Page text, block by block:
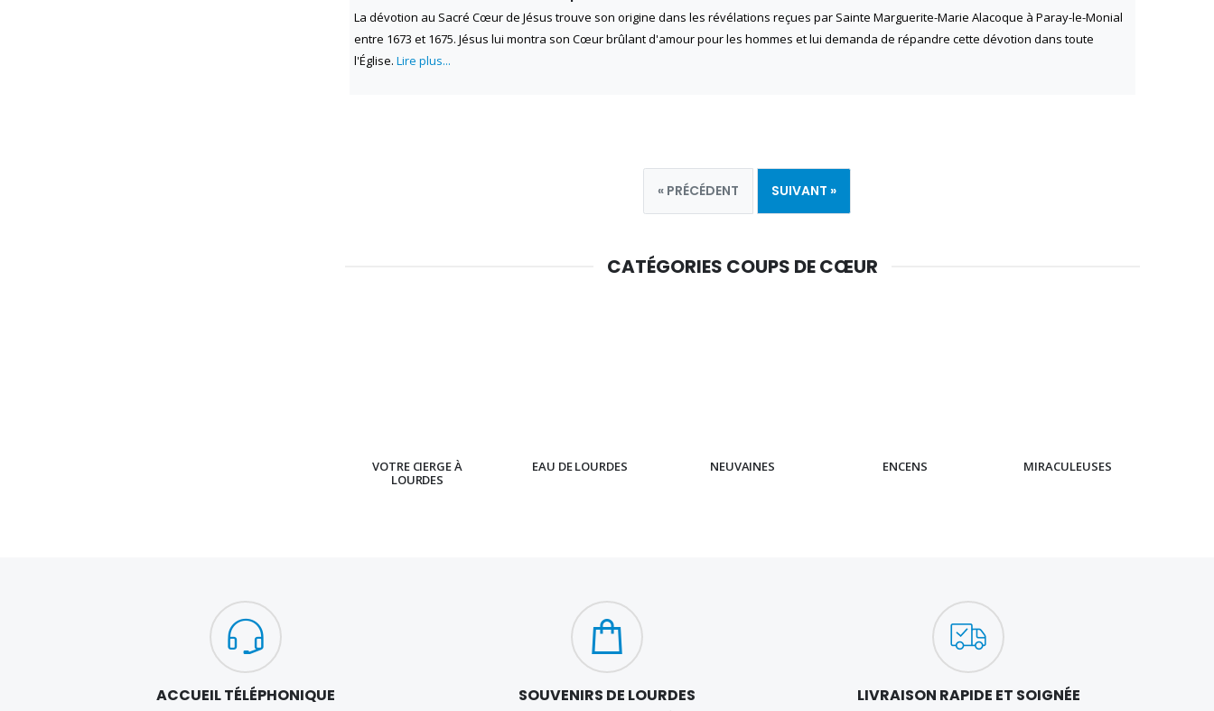
La dévotion au Sacré Cœur de Jésus trouve son origine dans les révélations reçues par Sainte Marguerite-Marie Alacoque à Paray-le-Monial
entre 1673 et 1675. Jésus lui montra son Cœur brûlant d'amour pour les hommes et lui demanda de répandre cette dévotion dans toute
l'Église. Lire plus...
« PRÉCÉDENT SUIVANT »
CATÉGORIES COUPS DE CŒUR
VOTRE CIERGE À
LOURDES
EAU DE LOURDES NEUVAINES ENCENS MIRACULEUSES
ACCUEIL TÉLÉPHONIQUE SOUVENIRS DE LOURDES LIVRAISON RAPIDE ET SOIGNÉE